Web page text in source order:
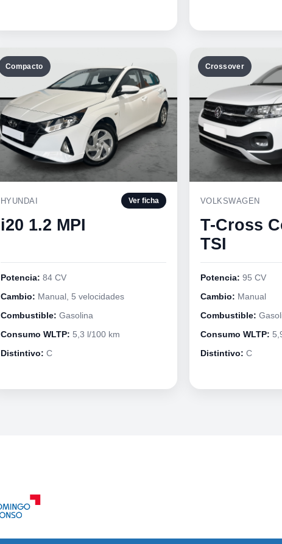
Compacto
HYUNDAI Ver ficha
i20 1.2 MPI
Potencia: 84 CV
Cambio: Manual, 5 velocidades
Combustible: Gasolina
Consumo WLTP: 5,3 l/100 km
Distintivo: C
Crossover
VOLKSWAGEN
T-Cross
TSI
Potencia: 95 CV
Cambio: Manual
Combustible:
Consumo WLTP:
Distintivo: C